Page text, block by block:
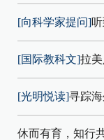
[向科学家提问]
[国际教科文]拉
[光明悦读]寻踪
休而有育，知行